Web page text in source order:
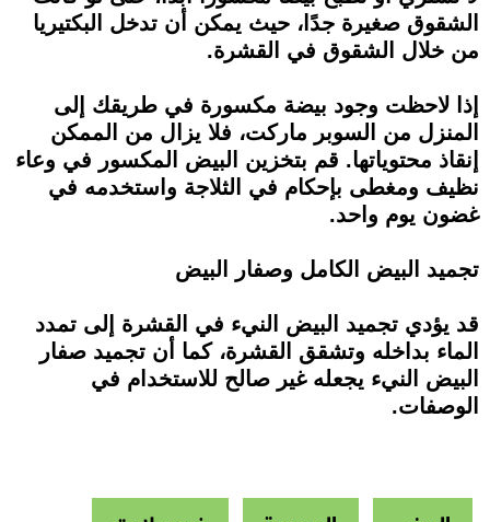
الشقوق صغيرة جدًا، حيث يمكن أن تدخل البكتيريا
من خلال الشقوق في القشرة.
إذا لاحظت وجود بيضة مكسورة في طريقك إلى
المنزل من السوبر ماركت، فلا يزال من الممكن
إنقاذ محتوياتها. قم بتخزين البيض المكسور في وعاء
نظيف ومغطى بإحكام في الثلاجة واستخدمه في
غضون يوم واحد.
تجميد البيض الكامل وصفار البيض
قد يؤدي تجميد البيض النيء في القشرة إلى تمدد
الماء بداخله وتشقق القشرة، كما أن تجميد صفار
البيض النيء يجعله غير صالح للاستخدام في
الوصفات.